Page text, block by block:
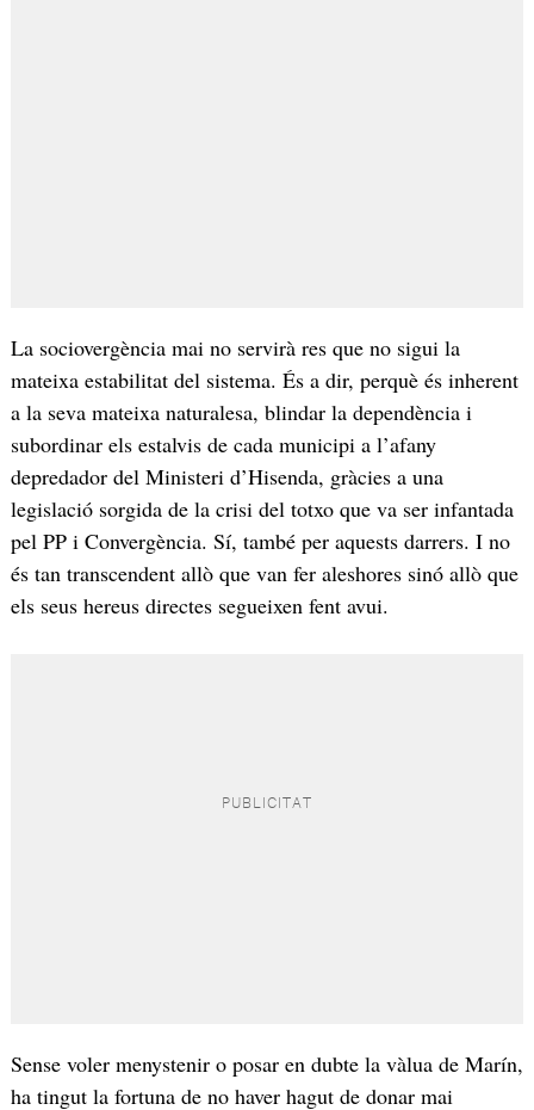
La sociovergència mai no servirà res que no sigui la
mateixa estabilitat del sistema. És a dir, perquè és inherent
a la seva mateixa naturalesa, blindar la dependència i
subordinar els estalvis de cada municipi a l’afany
depredador del Ministeri d’Hisenda, gràcies a una
legislació sorgida de la crisi del totxo que va ser infantada
pel PP i Convergència. Sí, també per aquests darrers. I no
és tan transcendent allò que van fer aleshores sinó allò que
els seus hereus directes segueixen fent avui.
Sense voler menystenir o posar en dubte la vàlua de Marín,
ha tingut la fortuna de no haver hagut de donar mai